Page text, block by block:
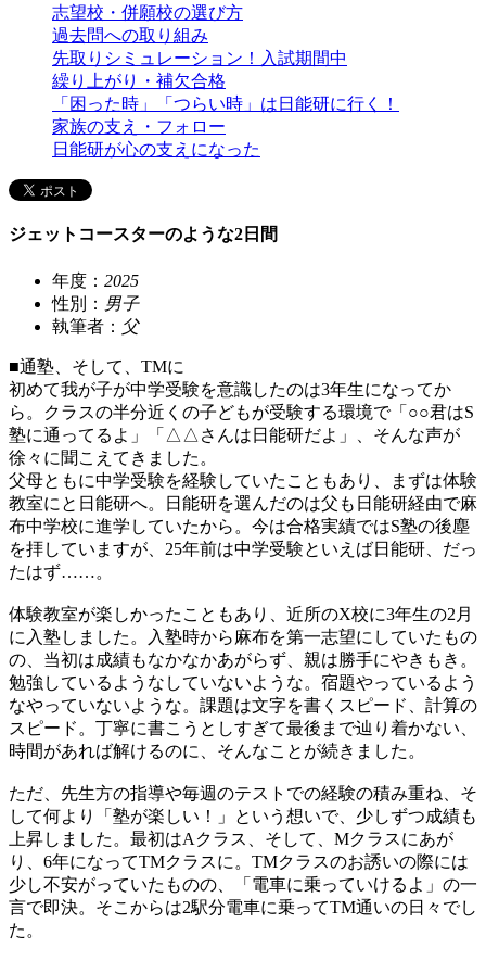
志望校・併願校の選び方
過去問への取り組み
先取りシミュレーション！入試期間中
繰り上がり・補欠合格
「困った時」「つらい時」は日能研に行く！
家族の支え・フォロー
日能研が心の支えになった
ジェットコースターのような2日間
年度： 2025
性別： 男子
執筆者： 父
■通塾、そして、TMに
初めて我が子が中学受験を意識したのは3年生になってか
ら。クラスの半分近くの子どもが受験する環境で「○○君はS
塾に通ってるよ」「△△さんは日能研だよ」、そんな声が
徐々に聞こえてきました。
父母ともに中学受験を経験していたこともあり、まずは体験
教室にと日能研へ。日能研を選んだのは父も日能研経由で麻
布中学校に進学していたから。今は合格実績ではS塾の後塵
を拝していますが、25年前は中学受験といえば日能研、だっ
たはず……。
体験教室が楽しかったこともあり、近所のX校に3年生の2月
に入塾しました。入塾時から麻布を第一志望にしていたもの
の、当初は成績もなかなかあがらず、親は勝手にやきもき。
勉強しているようなしていないような。宿題やっているよう
なやっていないような。課題は文字を書くスピード、計算の
スピード。丁寧に書こうとしすぎて最後まで辿り着かない、
時間があれば解けるのに、そんなことが続きました。
ただ、先生方の指導や毎週のテストでの経験の積み重ね、そ
して何より「塾が楽しい！」という想いで、少しずつ成績も
上昇しました。最初はAクラス、そして、Mクラスにあが
り、6年になってTMクラスに。TMクラスのお誘いの際には
少し不安がっていたものの、「電車に乗っていけるよ」の一
言で即決。そこからは2駅分電車に乗ってTM通いの日々でし
た。